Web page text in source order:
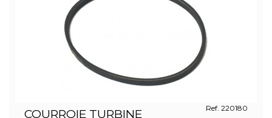
COURROIE TURBINE
Ref. 220180